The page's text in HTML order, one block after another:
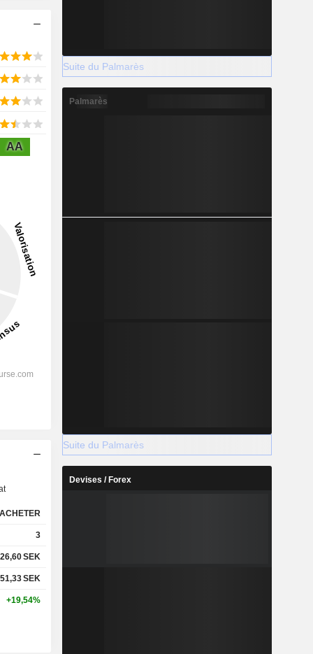
AA
ACHETER
3
SEK
SEK
+19,54%
Suite du Palmarès
Palmarès
Suite du Palmarès
Devises / Forex